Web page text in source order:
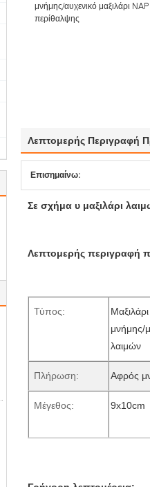
μνήμης/αυχενικό μαξιλάρι NAP
περίθαλψης
Λεπτομερής Περιγραφή
Επισημαίνω:
Σε σχήμα υ μαξιλάρι
Λεπτομερής περιγραφή
Τύπος:
μνήμης/
λαιμών
Πλήρωση: Αφρός
Μέγεθος: 9x10cm